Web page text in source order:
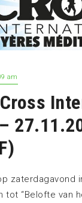
am
zaterdagavond
tot “Belofte van